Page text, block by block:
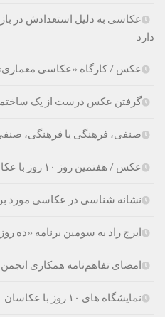
عکاسی به دلیل استعدادش در
دارد
عکس / کارگاه «عکاسی معماری»
گرفتن عکس درست از یک
صنفی، فرهنگی یا فرهنگی،
عکس / هفتمین روز ۱۰ روز با عکاسان / وحید حسامیان
نشانه شناسی در عکاسی مورد
ایرج راد به سومین برنامه «ده
امضای تفاهم‌نامه همکاری
نمایشگاه های ۱۰ روز با عکاسان